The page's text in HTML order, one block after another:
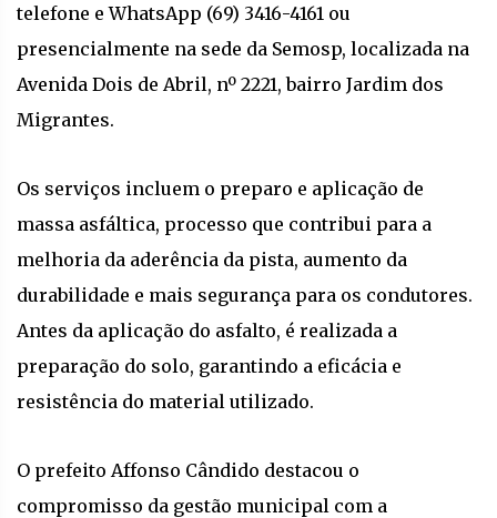
telefone e WhatsApp (69) 3416-4161 ou
presencialmente na sede da Semosp, localizada na
Avenida Dois de Abril, nº 2221, bairro Jardim dos
Migrantes.
Os serviços incluem o preparo e aplicação de
massa asfáltica, processo que contribui para a
melhoria da aderência da pista, aumento da
durabilidade e mais segurança para os condutores.
Antes da aplicação do asfalto, é realizada a
preparação do solo, garantindo a eficácia e
resistência do material utilizado.
O prefeito Affonso Cândido destacou o
compromisso da gestão municipal com a